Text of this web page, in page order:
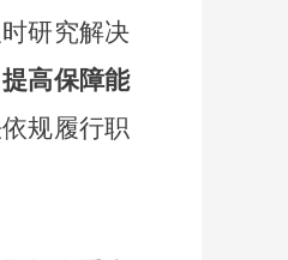
研究解决
高保障能
规履行职